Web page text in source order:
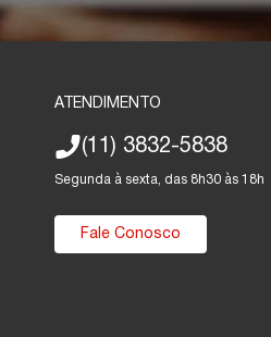
ATENDIMENTO
(11) 3832-5838
Segunda à sexta, das 8h30 às 18h
Fale Conosco